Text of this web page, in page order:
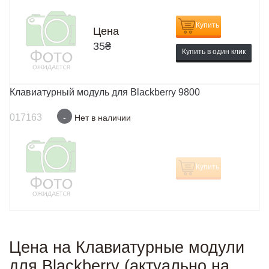
Цена
35₴
Купить
Купить в один клик
Клавиатурный модуль для Blackberry 9800
017163 - Нет в наличии
Купить
Цена на Клавиатурные модули